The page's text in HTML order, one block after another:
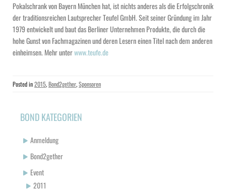
Pokalschrank von Bayern München hat, ist nichts anderes als die Erfolgschronik
der traditionsreichen Lautsprecher Teufel GmbH. Seit seiner Gründung im Jahr
1979 entwickelt und baut das Berliner Unternehmen Produkte, die durch die
hohe Gunst von Fachmagazinen und deren Lesern einen Titel nach dem anderen
einheimsen. Mehr unterwww.teufe.de
Posted in2015,Bond2gether,Sponsoren
BOND KATEGORIEN
Anmeldung
Bond2gether
Event
2011